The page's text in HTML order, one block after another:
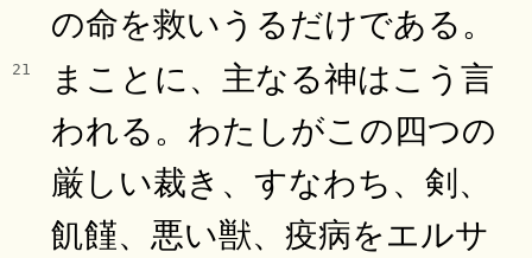
の命を救いうるだけである。
21
まことに、主なる神はこう言
われる。わたしがこの四つの
厳しい裁き、すなわち、剣、
飢饉、悪い獣、疫病をエルサ